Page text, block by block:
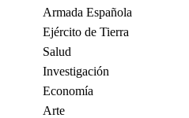
Armada Española
Ejército de Tierra
Salud
Investigación
Economía
Arte